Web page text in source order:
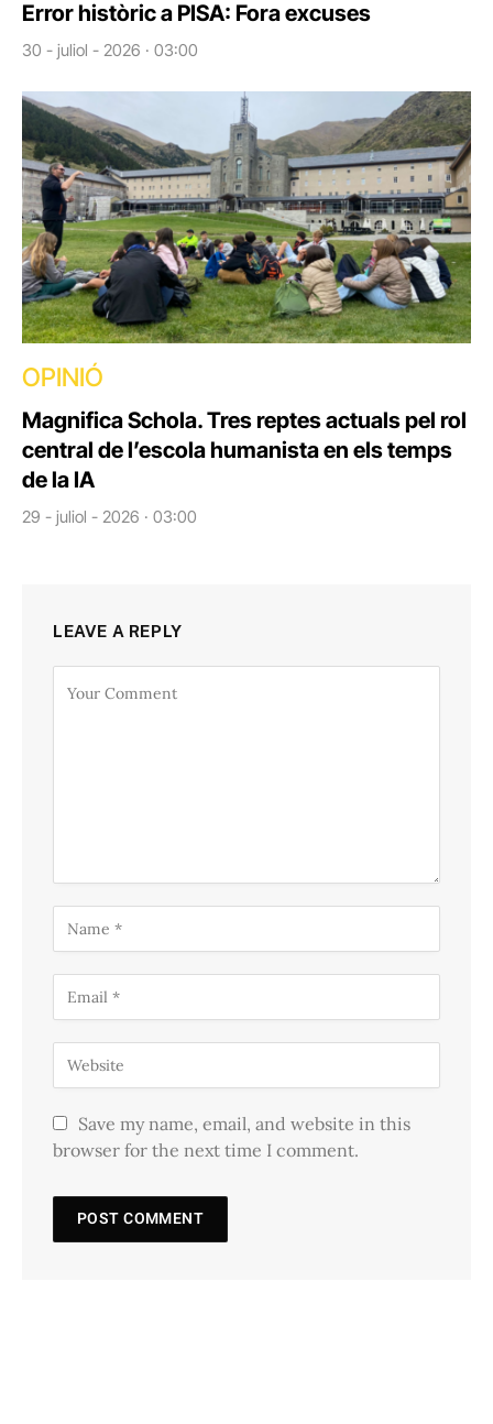
Error històric a PISA: Fora excuses
30 - juliol - 2026 · 03:00
OPINIÓ
Magnifica Schola. Tres reptes actuals pel rol
central de l’escola humanista en els temps
de la IA
29 - juliol - 2026 · 03:00
LEAVE A REPLY
Save my name, email, and website in this
browser for the next time I comment.